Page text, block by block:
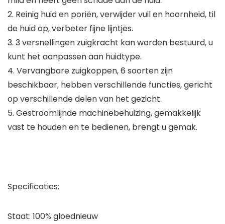
2. Reinig huid en poriën, verwijder vuil en hoornheid, til
de huid op, verbeter fijne lijntjes.
3. 3 versnellingen zuigkracht kan worden bestuurd, u
kunt het aanpassen aan huidtype.
4. Vervangbare zuigkoppen, 6 soorten zijn
beschikbaar, hebben verschillende functies, gericht
op verschillende delen van het gezicht.
5. Gestroomlijnde machinebehuizing, gemakkelijk
vast te houden en te bedienen, brengt u gemak.
Specificaties:
Staat: 100% gloednieuw